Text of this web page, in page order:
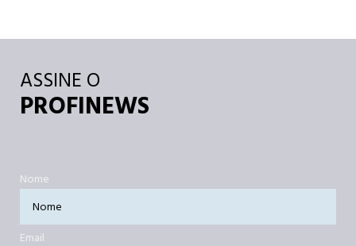
ASSINE O
PROFINEWS
Nome
Email